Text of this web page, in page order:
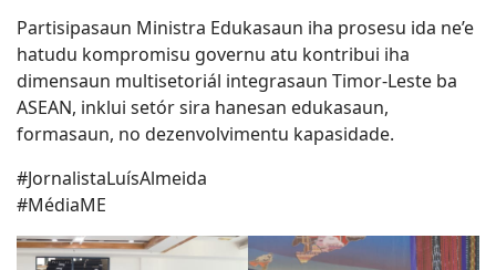
Partisipasaun Ministra Edukasaun iha prosesu ida ne’e
hatudu kompromisu governu atu kontribui iha
dimensaun multisetoriál integrasaun Timor-Leste ba
ASEAN, inklui setór sira hanesan edukasaun,
formasaun, no dezenvolvimentu kapasidade.
#JornalistaLuísAlmeida
#MédiaME